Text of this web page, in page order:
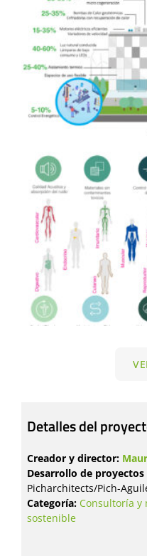
Detalles del
Creador y director:
Desarrollo de
Picharchitects/Pich-
Categoría: Consultoría y
sostenible